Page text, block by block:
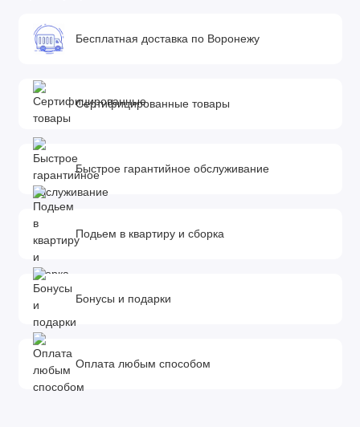
Бесплатная доставка по Воронежу
Сертифицированные товары
Быстрое гарантийное обслуживание
Подьем в квартиру и сборка
Бонусы и подарки
Оплата любым способом